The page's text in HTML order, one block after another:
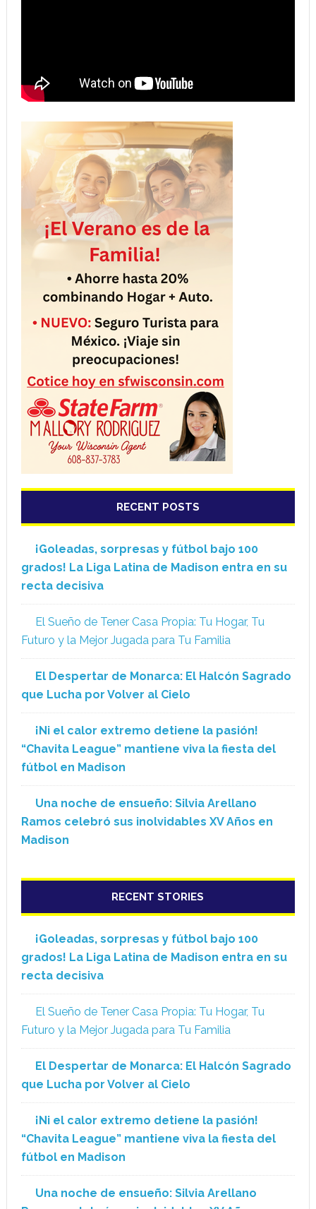
RECENT POSTS
¡Goleadas, sorpresas y fútbol bajo 100
grados! La Liga Latina de Madison entra en su
recta decisiva
El Sueño de Tener Casa Propia: Tu Hogar, Tu
Futuro y la Mejor Jugada para Tu Familia
El Despertar de Monarca: El Halcón Sagrado
que Lucha por Volver al Cielo
¡Ni el calor extremo detiene la pasión!
“Chavita League” mantiene viva la fiesta del
fútbol en Madison
Una noche de ensueño: Silvia Arellano
Ramos celebró sus inolvidables XV Años en
Madison
RECENT STORIES
¡Goleadas, sorpresas y fútbol bajo 100
grados! La Liga Latina de Madison entra en su
recta decisiva
El Sueño de Tener Casa Propia: Tu Hogar, Tu
Futuro y la Mejor Jugada para Tu Familia
El Despertar de Monarca: El Halcón Sagrado
que Lucha por Volver al Cielo
¡Ni el calor extremo detiene la pasión!
“Chavita League” mantiene viva la fiesta del
fútbol en Madison
Una noche de ensueño: Silvia Arellano